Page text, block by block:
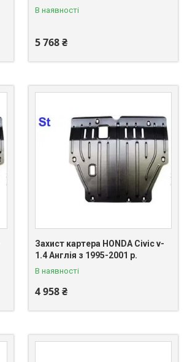
В наявності
5 768 ₴
Захист картера HONDA Civic v-
1.4 Англія з 1995-2001 р.
В наявності
4 958 ₴